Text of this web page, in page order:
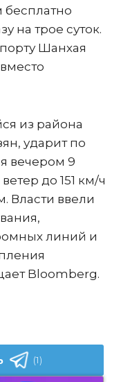
бесплатно
на трое суток.
Шанхая
вместо
из района
ударит по
вечером 9
до 151 км/ч
Власти ввели
линий и
Bloomberg.
(1)